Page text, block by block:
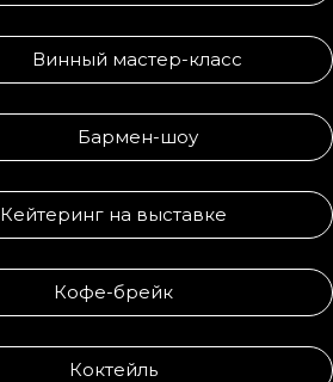
Винный мастер-класс
Бармен-шоу
Кейтеринг на выставке
Кофе-брейк
Коктейль